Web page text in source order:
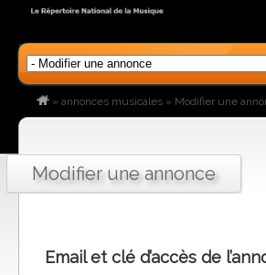
» annonces musicales » Modifier une
Modifier une annonce
Email et clé d’accès de